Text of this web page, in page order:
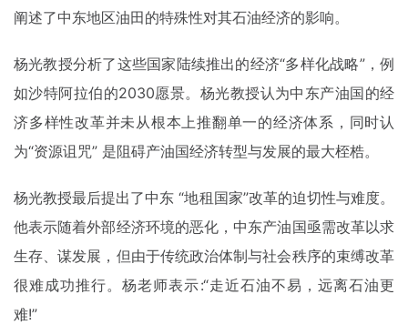
阐述了中东地区油田的特殊性对其石油经济的影响。
杨光教授分析了这些国家陆续推出的经济“多样化战略”，例
如沙特阿拉伯的2030愿景。杨光教授认为中东产油国的经
济多样性改革并未从根本上推翻单一的经济体系，同时认
为“资源诅咒” 是阻碍产油国经济转型与发展的最大桎梏。
杨光教授最后提出了中东 “地租国家”改革的迫切性与难度。
他表示随着外部经济环境的恶化，中东产油国亟需改革以求
生存、谋发展，但由于传统政治体制与社会秩序的束缚改革
很难成功推行。杨老师表示:“走近石油不易，远离石油更
难!”